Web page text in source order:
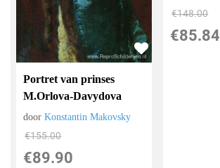
Portret van prinses
M.Orlova-Davydova
doorKonstantin Makovsky
€155.00
€89.90
€148.00
€85.84